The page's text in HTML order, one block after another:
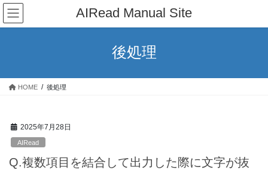
コ
ン
テ
ス
ナ
ビ
ゲ
ン
AIRead Manual Site
後処理
HOME 後処理
2025年7月28日
AIRead
Q.複数項目を結合して出力した際に文字が抜